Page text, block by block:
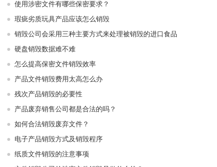
使用涉密文件有哪些保密要求？
瑕疵劣质玩具产品应该怎么销毁
销毁公司会采用三种主要方式来处理被销毁的进口食品
硬盘销毁数据难不难
怎么提高保密文件销毁效率
产品文件销毁费用太高怎么办
残次产品销毁的必要性
产品废弃销售公司都是合法的吗？
如何合法销毁废弃文件？
电子产品销毁方式及销毁程序
纸质文件销毁的注意事项